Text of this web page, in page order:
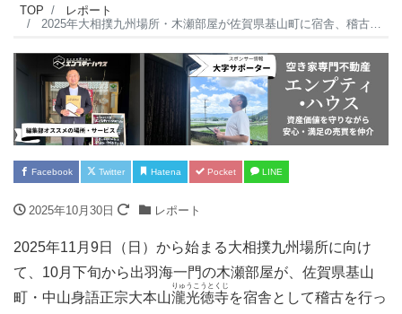
TOP
レポート
2025年大相撲九州場所・木瀬部屋が佐賀県基山町に宿舎、稽古見学
Facebook Twitter Hatena Pocket LINE
2025年10月30日 レポート
2025年11月9日（日）から始まる大相撲九州場所に向け
て、10月下旬から出羽海一門の木瀬部屋が、佐賀県基山
町・中山身語正宗大本山瀧光徳寺
りゅうこうとくじ
を宿舎として稽古を行っ